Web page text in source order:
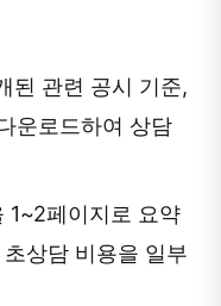
된 관련 공시 기준,
운로드하여 상담
1~2페이지로 요약
상담 비용을 일부